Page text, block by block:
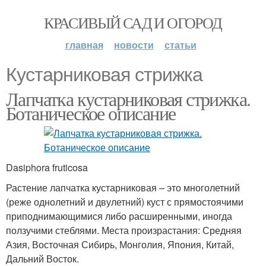
КРАСИВЫЙ САД И ОГОРОД
главная новости статьи
Кустарниковая стрижка
Лапчатка кустарниковая стрижка.
Ботаническое описание
Dasiphora fruticosa
Растение лапчатка кустарниковая – это многолетний
(реже однолетний и двулетний) куст с прямостоячими
приподнимающимися либо расширенными, иногда
ползучими стеблями. Места произрастания: Средняя
Азия, Восточная Сибирь, Монголия, Япония, Китай,
Дальний Восток.